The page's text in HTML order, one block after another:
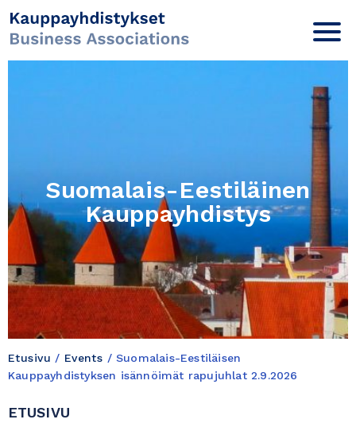
Suomalais-Eestiläinen
Kauppayhdistys
Etusivu / Events / Suomalais-Eestiläisen
Kauppayhdistyksen isännöimät rapujuhlat 2.9.2026
ETUSIVU